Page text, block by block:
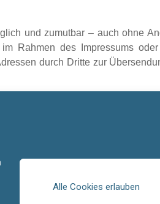
Alle Cookies erlauben
und zumutbar – auch ohne
Rahmen des Impressums
durch Dritte zur